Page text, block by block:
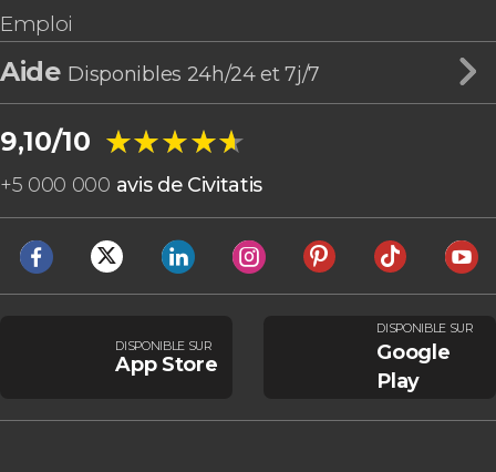
Emploi
Aide Disponibles 24h/24 et 7j/7
9,10/10 ★★★★★
★★★★★
+5 000 000 avis de Civitatis
DISPONIBLE SUR
App Store
DISPONIBLE SUR
Google
Play